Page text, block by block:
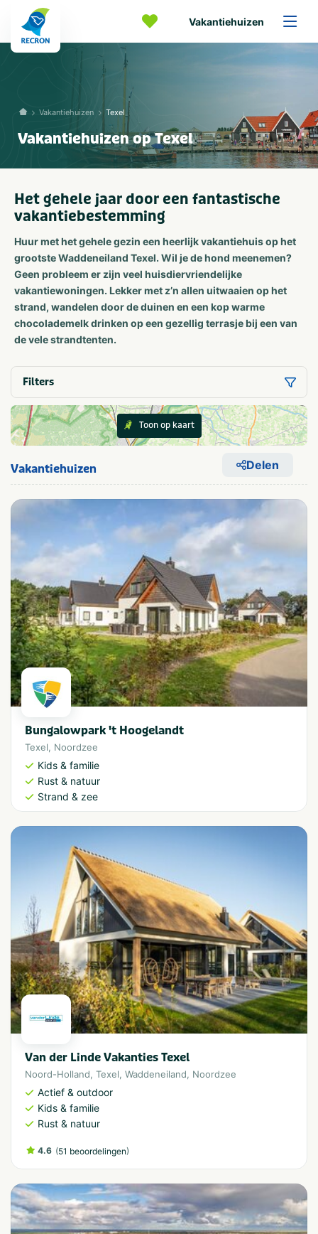
Vakantiehuizen
Vakantiehuizen Texel
Vakantiehuizen op Texel
Het gehele jaar door een fantastische
vakantiebestemming
Huur met het gehele gezin een heerlijk vakantiehuis op het
grootste Waddeneiland Texel. Wil je de hond meenemen?
Geen probleem er zijn veel huisdiervriendelijke
vakantiewoningen. Lekker met z’n allen uitwaaien op het
strand, wandelen door de duinen en een kop warme
chocolademelk drinken op een gezellig terrasje bij een van
de vele strandtenten.
Filters
Toon op kaart
Vakantiehuizen Delen
Bungalowpark 't Hoogelandt
Texel, Noordzee
Kids & familie
Rust & natuur
Strand & zee
Van der Linde Vakanties Texel
Noord-Holland, Texel, Waddeneiland, Noordzee
Actief & outdoor
Kids & familie
Rust & natuur
4.6 (51 beoordelingen)